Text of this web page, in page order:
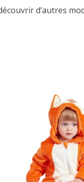
d’autres